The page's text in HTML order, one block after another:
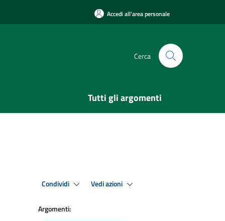
Accedi all'area personale
Cerca
Tutti gli argomenti
Condividi Vedi azioni
Argomenti: